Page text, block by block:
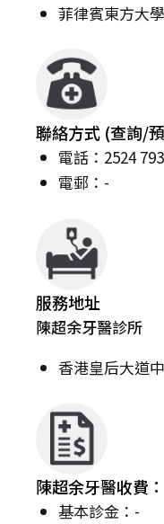
菲律賓東方大
聯絡方式 (查詢/
電話：2524
電郵：-
服務地址
陳超余牙醫診所
香港皇后大道
陳超余牙醫收費：
基本診金：-